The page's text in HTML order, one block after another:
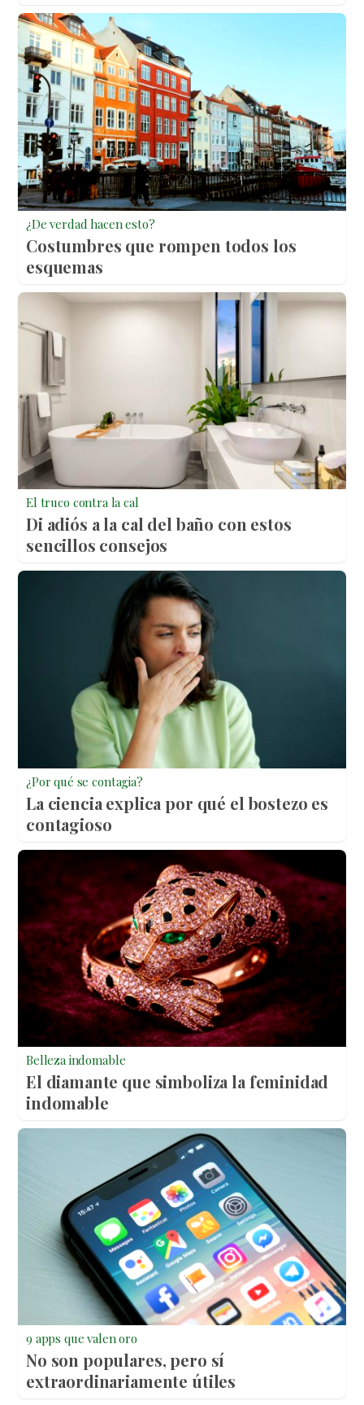
¿De verdad hacen esto?
Costumbres que rompen todos los
esquemas
El truco contra la cal
Di adiós a la cal del baño con estos
sencillos consejos
¿Por qué se contagia?
La ciencia explica por qué el bostezo es
contagioso
Belleza indomable
El diamante que simboliza la feminidad
indomable
9 apps que valen oro
No son populares, pero sí
extraordinariamente útiles